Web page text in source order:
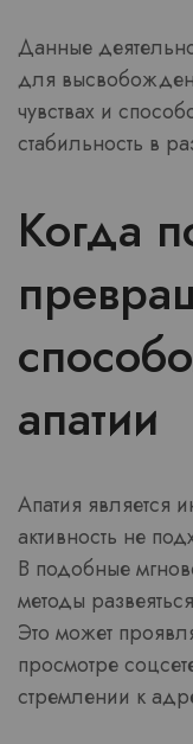
Данные
для
чувствах и
стабильность в
Когда
апатии
Апатия является
активность не
В подобные
методы
Это может
просмотре
стремлении к